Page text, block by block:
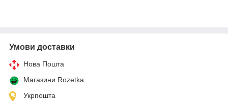
Умови доставки
Нова Пошта
Магазини Rozetka
Укрпошта